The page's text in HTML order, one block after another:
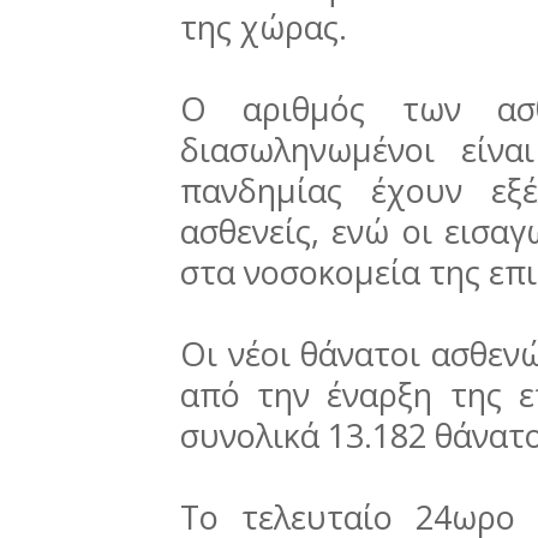
της χώρας.
Ο αριθμός των
διασωληνωμένοι
πανδημίας έχουν
ασθενείς, ενώ οι
στα νοσοκομεία της
Οι νέοι θάνατοι
από την έναρξη της
συνολικά 13.182
Το τελευταίο 24ωρο